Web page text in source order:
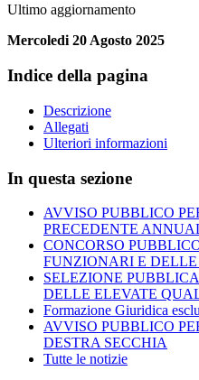
Ultimo aggiornamento
Mercoledi 20 Agosto 2025
Indice della pagina
Descrizione
Allegati
Ulteriori informazioni
In questa sezione
AVVISO PUBBLICO
PRECEDENTE
CONCORSO
FUNZIONARI E
SELEZIONE
DELLE ELEVATE
Formazione Giuridica
AVVISO PUBBLICO
DESTRA SECCHIA
Tutte le notizie